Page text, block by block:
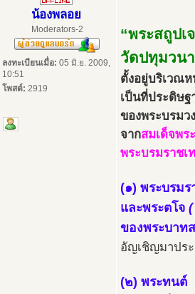
น้องพลอย
Moderators-2
ลงทะเบียนเมื่อ: 05 มิ.ย. 2009,
10:51
โพสต์: 2919
“พระสถูป
วัดปทุมวน
ตั้งอยู่บริเวณห
เป็นที่ประดิษฐ
ของพระบรมว
จากสมเด็จพร
พระบรมราชเ
(๑) พระบรม
และพระตโจ
ของพระบาท
อัญเชิญมาปร
(๒) พระทนต์